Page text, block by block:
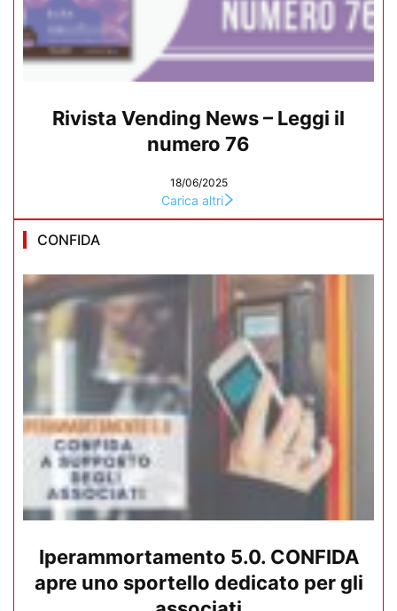
Rivista Vending News – Leggi il
numero 76
18/06/2025
Carica altri
CONFIDA
Iperammortamento 5.0. CONFIDA
apre uno sportello dedicato per gli